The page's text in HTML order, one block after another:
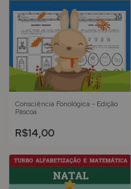
Consciência Fonológica - Edição
Páscoa
R$14,00